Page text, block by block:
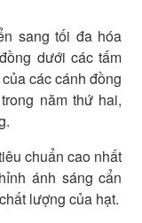
sang tối đa hóa
dưới các tấm
các cánh đồng
năm thứ hai,
chuẩn cao nhất
ánh sáng cẩn
lượng của hạt.